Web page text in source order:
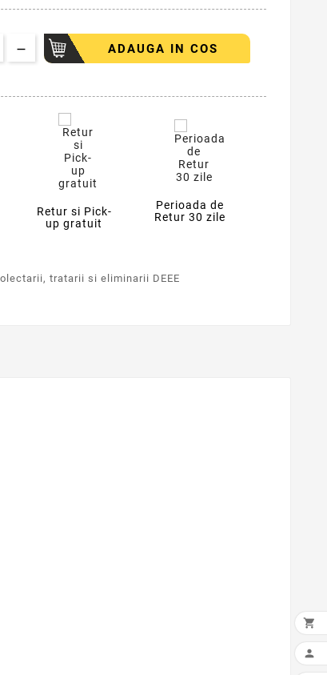
ADAUGA IN COS
Retur si Pick-
up gratuit
Perioada de
Retur 30 zile
tratarii si eliminarii DEEE

